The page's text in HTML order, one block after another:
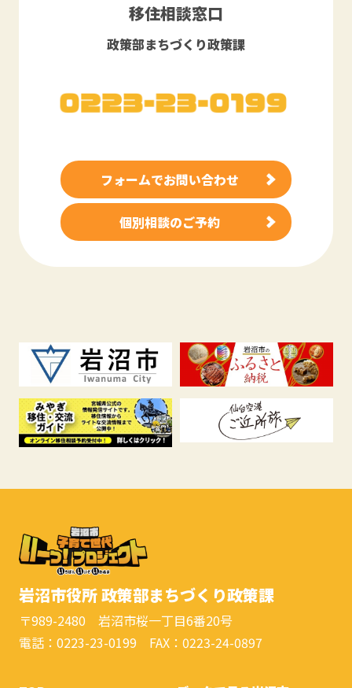
移住相談窓口
政策部まちづくり政策課
フォームでお問い合わせ
個別相談のご予約
岩沼市役所 政策部まちづくり政策課
〒989-2480 岩沼市桜一丁目6番20号
電話：0223-23-0199 FAX：0223-24-0897